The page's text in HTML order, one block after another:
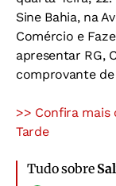
Sine Bahia, na
Comércio e
apresentar RG,
comprovante
>> Confira mais
Tarde
Tudo sobre